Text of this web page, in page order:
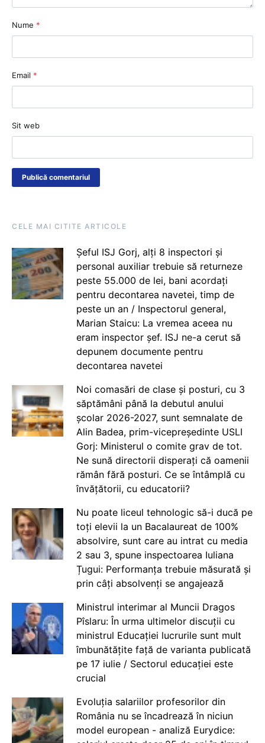
Nume *
Email *
Sit web
CELE MAI CITITE ARTICOLE
Șeful ISJ Gorj, alți 8 inspectori și
personal auxiliar trebuie să returneze
peste 55.000 de lei, bani acordați
pentru decontarea navetei, timp de
peste un an / Inspectorul general,
Marian Staicu: La vremea aceea nu
eram inspector șef. ISJ ne-a cerut să
depunem documente pentru
decontarea navetei
Noi comasări de clase și posturi, cu 3
săptămâni până la debutul anului
școlar 2026-2027, sunt semnalate de
Alin Badea, prim-vicepreședinte USLI
Gorj: Ministerul o comite grav de tot.
Ne sună directorii disperați că oamenii
rămân fără posturi. Ce se întâmplă cu
învățătorii, cu educatorii?
Nu poate liceul tehnologic să-i ducă pe
toți elevii la un Bacalaureat de 100%
absolvire, sunt care au intrat cu media
2 sau 3, spune inspectoarea Iuliana
Țugui: Performanța trebuie măsurată și
prin câți absolvenți se angajează
Ministrul interimar al Muncii Dragos
Pîslaru: În urma ultimelor discuții cu
ministrul Educației lucrurile sunt mult
îmbunătățite față de varianta publicată
pe 17 iulie / Sectorul educației este
crucial
Evoluția salariilor profesorilor din
România nu se încadrează în niciun
model european - analiză Eurydice: